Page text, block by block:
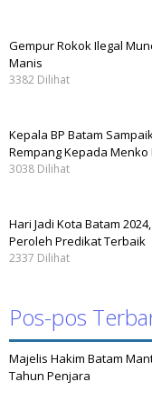
Gempur Rokok Ilegal
Manis
3382 Dilihat
Kepala BP Batam
Rempang Kepada
3038 Dilihat
Hari Jadi Kota Batam
Peroleh Predikat Terbaik
2337 Dilihat
Pos-pos
Majelis Hakim Batam
Tahun Penjara